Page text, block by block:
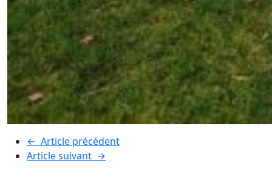
← Article précédent
Article suivant →